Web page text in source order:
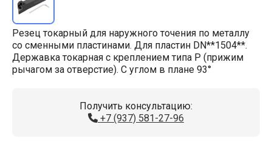
Резец токарный для наружного точения по металлу
со сменными пластинами. Для пластин DN**1504**.
Державка токарная с креплением типа P (прижим
рычагом за отверстие). С углом в плане 93°
Получить консультацию:
+7 (937) 581-27-96